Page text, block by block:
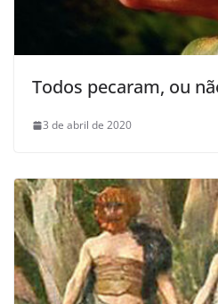
Todos pecaram, ou
3 de abril de 2020